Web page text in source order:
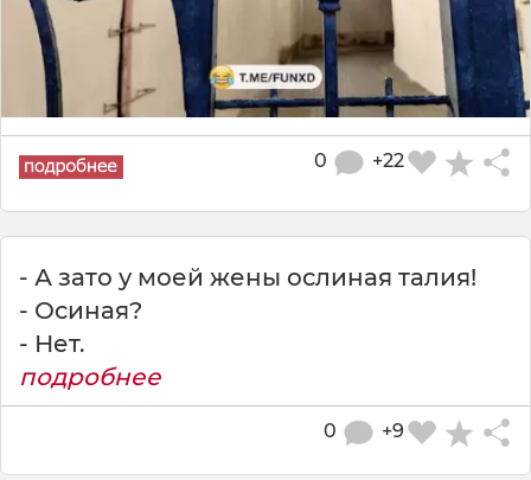
+22
0
- А зато у моей жены ослиная талия!
- Осиная?
- Нет.
подробнее
+9
0